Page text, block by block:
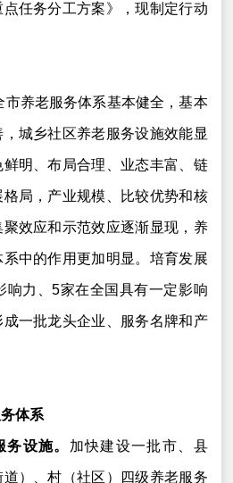
任务分工方案》，现制定行动
市养老服务体系基本健全，基本
城乡社区养老服务设施效能显
明、布局合理、业态丰富、链
局，产业规模、比较优势和核
效应和示范效应逐渐显现，养
中的作用更加明显。培育发展
响力、5家在全国具有一定影响
一批龙头企业、服务名牌和产
体系
设施。 加快建设一批市、县
道）、村（社区）四级养老服务